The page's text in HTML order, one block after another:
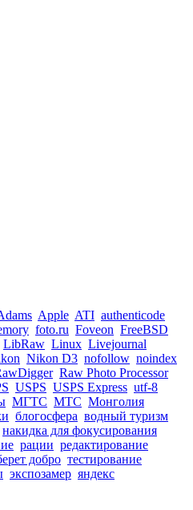
Apple ATI authenticode
foto.ru Foveon FreeBSD
LibRaw Linux Livejournal
Nikon D3 nofollow noindex
Raw Photo Processor
USPS USPS Express utf-8
МГТС МТС Монголия
блогосфера водный туризм
накидка для фокусирования
рации редактирование
добро тестирование
экспозамер яндекс